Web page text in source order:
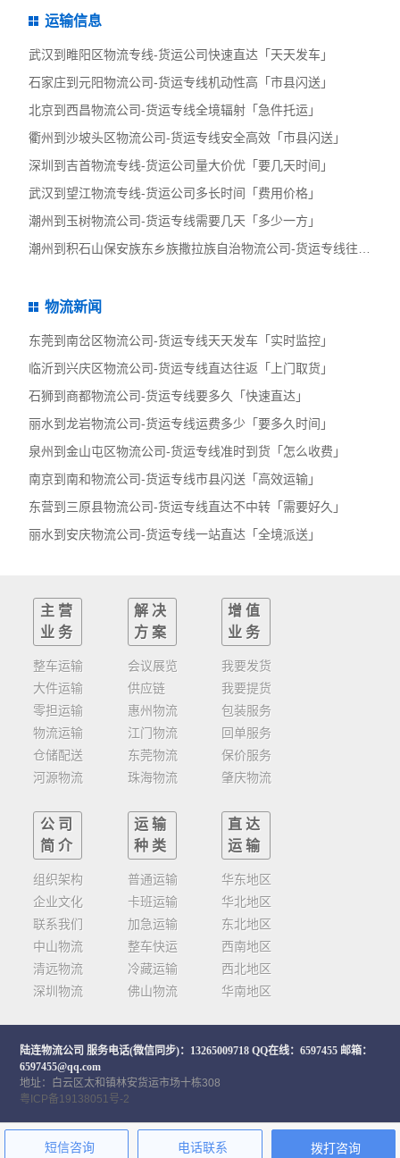
运输信息
武汉到睢阳区物流专线-货运公司快速直达「天天发车」
石家庄到元阳物流公司-货运专线机动性高「市县闪送」
北京到西昌物流公司-货运专线全境辐射「急件托运」
衢州到沙坡头区物流公司-货运专线安全高效「市县闪送」
深圳到吉首物流专线-货运公司量大价优「要几天时间」
武汉到望江物流专线-货运公司多长时间「费用价格」
潮州到玉树物流公司-货运专线需要几天「多少一方」
物流新闻
东莞到南岔区物流公司-货运专线天天发车「实时监控」
临沂到兴庆区物流公司-货运专线直达往返「上门取货」
石狮到商都物流公司-货运专线要多久「快速直达」
丽水到龙岩物流公司-货运专线运费多少「要多久时间」
泉州到金山屯区物流公司-货运专线准时到货「怎么收费」
南京到南和物流公司-货运专线市县闪送「高效运输」
东营到三原县物流公司-货运专线直达不中转「需要好久」
丽水到安庆物流公司-货运专线一站直达「全境派送」
主营
业务
整车运输
大件运输
零担运输
物流运输
仓储配送
河源物流
解决
方案
会议展览
供应链
惠州物流
江门物流
东莞物流
珠海物流
增值
业务
我要发货
我要提货
包装服务
回单服务
保价服务
肇庆物流
公司
简介
组织架构
企业文化
联系我们
中山物流
清远物流
深圳物流
运输
种类
普通运输
卡班运输
加急运输
整车快运
冷藏运输
佛山物流
直达
运输
华东地区
华北地区
东北地区
西南地区
西北地区
华南地区
陆连物流公司 服务电话(微信同步)：13265009718 QQ在线：6597455 邮箱：
6597455@qq.com
地址：白云区太和镇林安货运市场十栋308
粤ICP备19138051号-2
短信咨询 电话联系 拨打咨询